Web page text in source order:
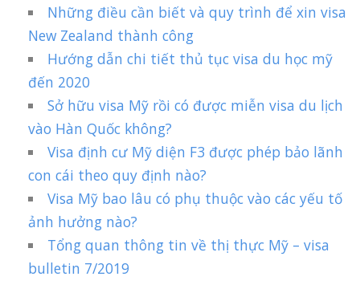
Những điều cần biết và quy trình để xin visa
New Zealand thành công
Hướng dẫn chi tiết thủ tục visa du học mỹ
đến 2020
Sở hữu visa Mỹ rồi có được miễn visa du lịch
vào Hàn Quốc không?
Visa định cư Mỹ diện F3 được phép bảo lãnh
con cái theo quy định nào?
Visa Mỹ bao lâu có phụ thuộc vào các yếu tố
ảnh hưởng nào?
Tổng quan thông tin về thị thực Mỹ – visa
bulletin 7/2019